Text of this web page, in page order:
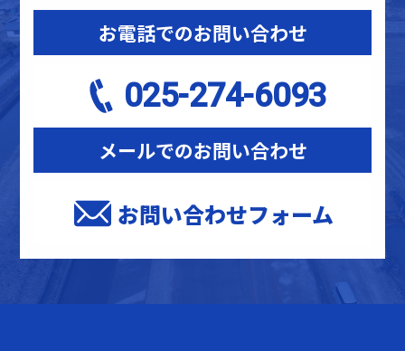
お電話でのお問い合わせ
025-274-6093
メールでのお問い合わせ
お問い合わせフォーム